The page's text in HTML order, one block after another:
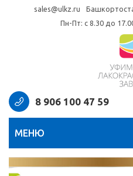
sales@ulkz.ru
Пн-Пт: с 8.30 до
8 906 100 47 59
МЕНЮ